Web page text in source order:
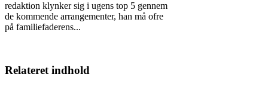
redaktion klynker sig i ugens top 5 gennem
de kommende arrangementer, han må ofre
på familiefaderens...
Relateret indhold